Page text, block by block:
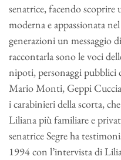
senatrice, facendo
moderna e appassionata
generazioni un messaggio
raccontarla sono le voci
nipoti, personaggi pubblici
Mario Monti, Geppi
i carabinieri della scorta,
Liliana più familiare e
senatrice Segre ha
1994 con l’intervista di